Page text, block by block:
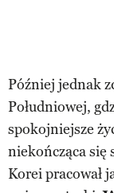
Później jednak
Południowej,
spokojniejsze
niekończąca się
Korei pracował